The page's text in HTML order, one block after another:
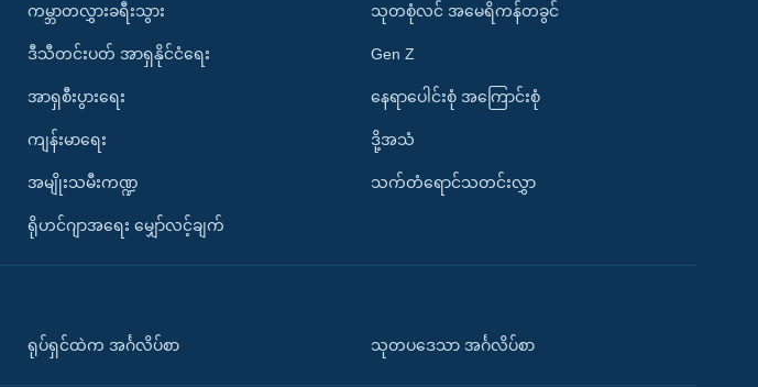
ကမ္ဘာတလွှားခရီးသွား
ဒီသီတင်းပတ် အာရှနိုင်ငံရေး
အာရှစီးပွားရေး
ကျန်းမာရေး
အမျိုးသမီးကဏ္ဍ
ရိုဟင်ဂျာအရေး မျှော်လင့်ချက်
သုတစုံလင် အမေရိကန်တခွင်
Gen Z
နေရာပေါင်းစုံ အကြောင်းစုံ
ဒို့အသံ
သက်တံရောင်သတင်းလွှာ
ရုပ်ရှင်ထဲက အင်္ဂလိပ်စာ သုတပဒေသာ အင်္ဂလိပ်စာ